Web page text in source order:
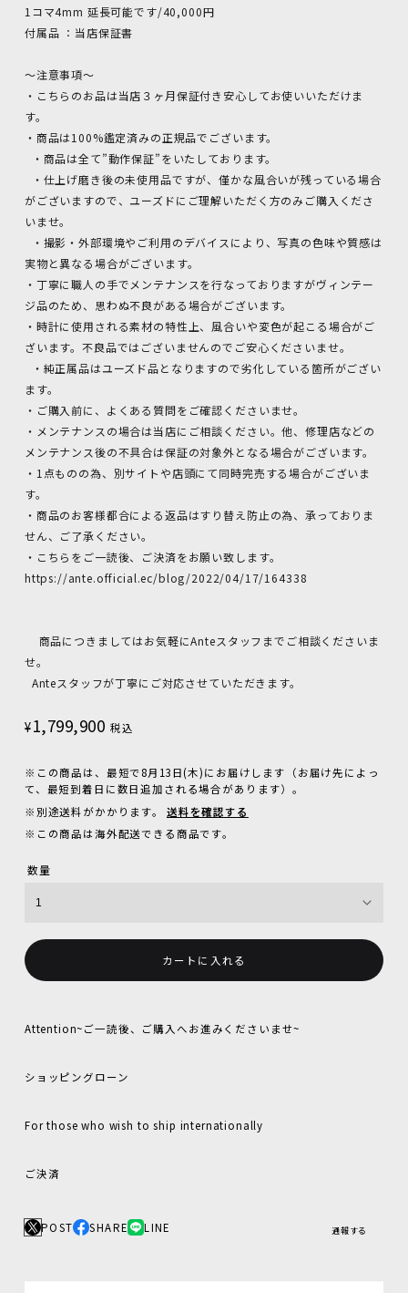
1コマ4mm 延長可能です/40,000円
付属品 ：当店保証書
～注意事項～
・こちらのお品は当店３ヶ月保証付き安心してお使いいただけま
す。
・商品は100%鑑定済みの正規品でございます。
・商品は全て”動作保証”をいたしております。
・仕上げ磨き後の未使用品ですが、僅かな風合いが残っている場合
がございますので、ユーズドにご理解いただく方のみご購入くださ
いませ。
・撮影・外部環境やご利用のデバイスにより、写真の色味や質感は
実物と異なる場合がございます。
・丁寧に職人の手でメンテナンスを行なっておりますがヴィンテー
ジ品のため、思わぬ不良がある場合がございます。
・時計に使用される素材の特性上、風合いや変色が起こる場合がご
ざいます。不良品ではございませんのでご安心くださいませ。
・純正属品はユーズド品となりますので劣化している箇所がござい
ます。
・ご購入前に、よくある質問をご確認くださいませ。
・メンテナンスの場合は当店にご相談ください。他、修理店などの
メンテナンス後の不具合は保証の対象外となる場合がございます。
・1点ものの為、別サイトや店頭にて同時完売する場合がございま
す。
・商品のお客様都合による返品はすり替え防止の為、承っておりま
せん、ご了承ください。
・こちらをご一読後、ご決済をお願い致します。
https://ante.official.ec/blog/2022/04/17/164338
商品につきましてはお気軽にAnteスタッフまでご相談くださいま
せ。
Anteスタッフが丁寧にご対応させていただきます。
¥1,799,900 税込
※この商品は、最短で8月13日(木)にお届けします（お届け先によっ
て、最短到着日に数日追加される場合があります）。
※別途送料がかかります。
送料を確認する
※この商品は海外配送できる商品です。
数量
カートに入れる
Attention~ご一読後、ご購入へお進みくださいませ~
ショッピングローン
For those who wish to ship internationally
ご決済
POST SHARE LINE 通報する